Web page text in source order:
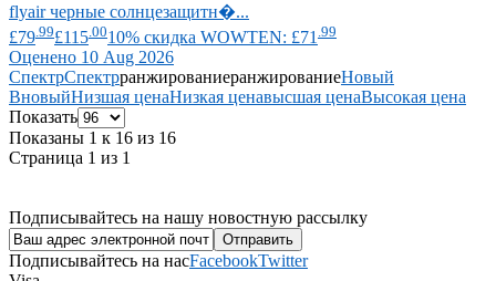
flyair черные солнцезащитн�...
£79 .99£115 .0010% скидка WOWTEN: £71 .99
Оценено 10 Aug 2026
СпектрСпектрранжированиеранжированиеНовый
ВновыйНизшая ценаНизкая ценавысшая ценаВысокая цена
Показать
Показаны 1 к 16 из 16
Страница 1 из 1
Подписывайтесь на нашу новостную рассылку
Подписывайтесь на насFacebookTwitter